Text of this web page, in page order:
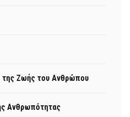
της Ζωής του Ανθρώπου
Ανθρωπότητας